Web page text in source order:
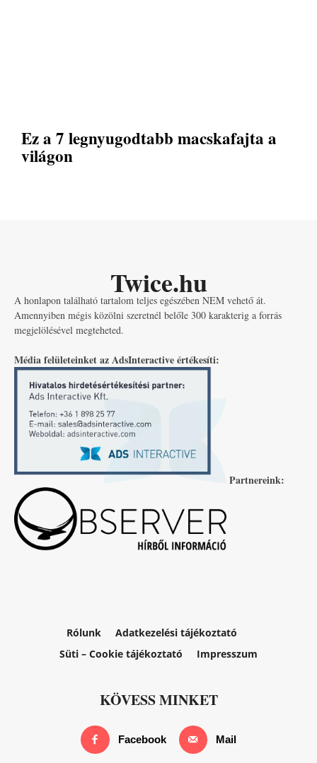
Ez a 7 legnyugodtabb macskafajta a
világon
Twice.hu
A honlapon található tartalom teljes egészében NEM vehető át.
Amennyiben mégis közölni szeretnél belőle 300 karakterig a forrás
megjelölésével megteheted.
Média felületeinket az AdsInteractive értékesíti:
Partnereink:
Rólunk
Adatkezelési tájékoztató
Süti – Cookie tájékoztató
Impresszum
KÖVESS MINKET
Facebook Mail